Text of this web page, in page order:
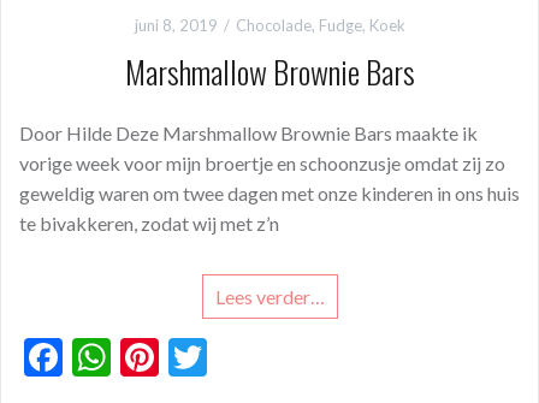
juni 8, 2019 Chocolade, Fudge, Koek
Marshmallow Brownie Bars
Door Hilde Deze Marshmallow Brownie Bars maakte ik
vorige week voor mijn broertje en schoonzusje omdat zij zo
geweldig waren om twee dagen met onze kinderen in ons huis
te bivakkeren, zodat wij met z’n
Lees verder…
F
W Pi